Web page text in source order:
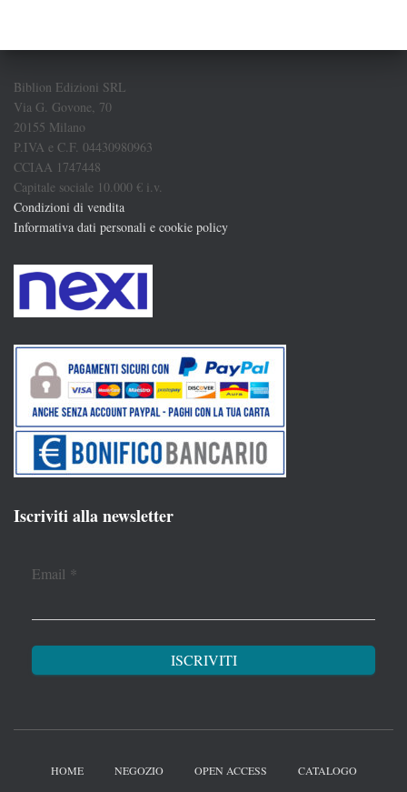
Biblion Edizioni SRL
Via G. Govone, 70
20155 Milano
P.IVA e C.F. 04430980963
CCIAA 1747448
Capitale sociale 10.000 € i.v.
Condizioni di vendita
Informativa dati personali e cookie policy
Iscriviti alla newsletter
Email *
HOME NEGOZIO OPEN ACCESS CATALOGO